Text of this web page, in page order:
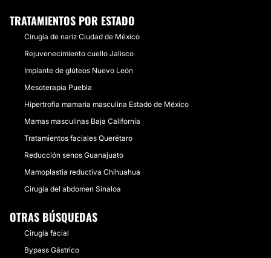
TRATAMIENTOS POR ESTADO
Cirugía de nariz Ciudad de México
Rejuvenecimiento cuello Jalisco
Implante de glúteos Nuevo León
Mesoterapia Puebla
Hipertrofia mamaria masculina Estado de México
Mamas masculinas Baja California
Tratamientos faciales Querétaro
Reducción senos Guanajuato
Mamoplastia reductiva Chihuahua
Cirugía del abdomen Sinaloa
OTRAS BÚSQUEDAS
Cirugía facial
Bypass Gástrico